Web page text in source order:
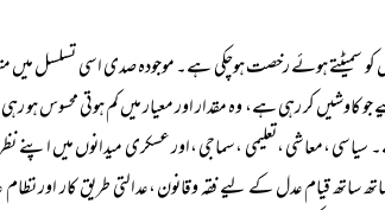
سمیٹتے ہوئے رخصت ہوچکی ہے۔ موجودہ صدی اسی تسلسل میں
کر رہی ہے، وہ مقدار اور معیار میں کم ہوتی محسوس ہو
،معاشی ،تعلیمی ،سماجی ،اور عسکری میدانوں میں اپنے
قیام عدل کے لیے فقہ وقانون ،عدالتی طریق کار اور نظام